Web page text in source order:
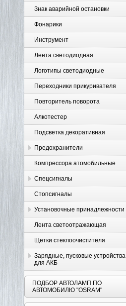
Знак аварийной остановки
Фонарики
Инструмент
Лента светодиодная
Логотипы светодиодные
Переходники прикуривателя
Повторитель поворота
Алкотестер
Подсветка декоративная
Предохранители
Компрессора атомобильные
Спецсигналы
Стопсигналы
Установочные принадлежности
Лента светоотражающая
Щетки стеклоочистителя
Зарядные, пусковые устройства
для АКБ
ПОДБОР АВТОЛАМП ПО
АВТОМОБИЛЮ "OSRAM"